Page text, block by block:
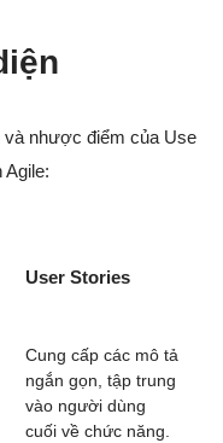
nhược điểm của Use
Agile:
User Stories
Cung cấp các mô tả
ngắn gọn, tập trung
vào người dùng
cuối về chức năng.